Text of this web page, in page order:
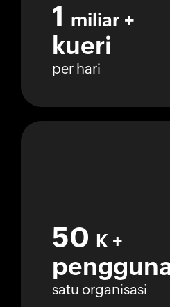
1 miliar +
kueri
per hari
50 K +
satu organisasi